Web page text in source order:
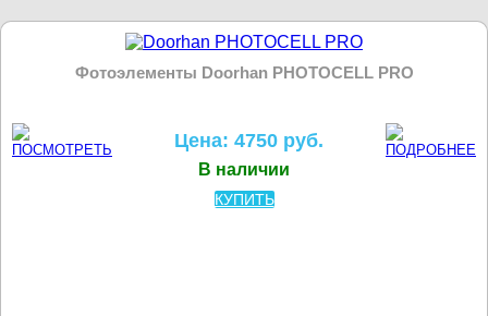
Фотоэлементы Doorhan PHOTOCELL PRO
Цена: 4750 руб.
В наличии
КУПИТЬ